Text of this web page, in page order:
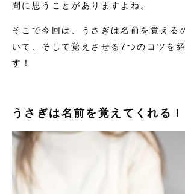
問に思うことがありますよね。
そこで今回は、うさぎは名前を覚える
いて、そして覚えさせる7つのコツを
す！
うさぎは名前を覚えてくれる！